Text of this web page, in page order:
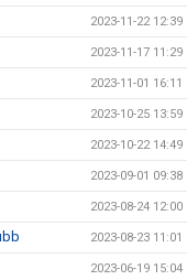
2023-11-22 12:39
2023-11-17 11:29
2023-11-01 16:11
2023-10-25 13:59
2023-10-22 14:49
2023-09-01 09:38
2023-08-24 12:00
2023-08-23 11:01
2023-06-19 15:04